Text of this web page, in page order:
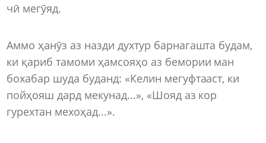
чӣ мегӯяд.
Аммо ҳанӯз аз назди духтур барнагашта будам,
ки қариб тамоми ҳамсояҳо аз бемории ман
бохабар шуда буданд: «Келин мегуфтааст, ки
пойҳояш дард мекунад...», «Шояд аз кор
гурехтан мехоҳад...».